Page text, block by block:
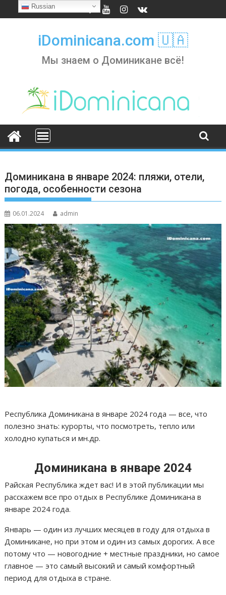
to
iDominicana.com 🇺🇦
Мы знаем о Доминикане всё!
Доминикана в январе 2024: пляжи, отели,
погода, особенности сезона
06.01.2024 admin
Республика Доминикана в январе 2024 года — все, что
полезно знать: курорты, что посмотреть, тепло или
холодно купаться и мн.др.
Доминикана в январе 2024
Райская Республика ждет вас! И в этой публикации мы
расскажем все про отдых в Республике Доминикана в
январе 2024 года.
Январь — один из лучших месяцев в году для отдыха в
Доминикане, но при этом и один из самых дорогих. А все
потому что — новогодние + местные праздники, но самое
главное — это самый высокий и самый комфортный
период для отдыха в стране.
Russian